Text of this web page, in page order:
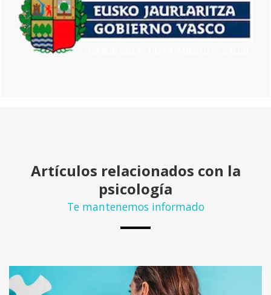
Artículos relacionados con la
psicología
Te mantenemos informado